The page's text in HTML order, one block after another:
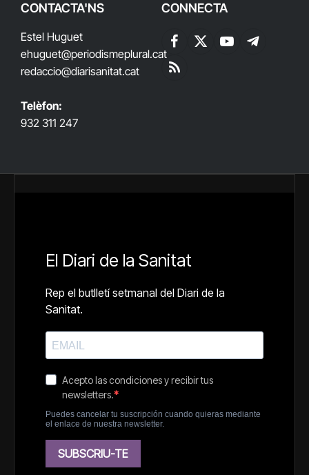
CONTACTA'NS
Estel Huguet
ehuguet@periodismeplural.cat
redaccio@diarisanitat.cat
Telèfon:
932 311 247
CONNECTA
Facebook
X
YouTubeTelegram
RSS